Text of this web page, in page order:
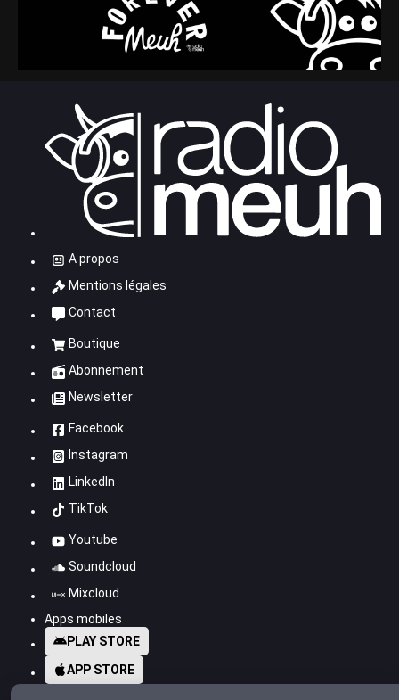
A propos
Mentions légales
Contact
Boutique
Abonnement
Newsletter
Facebook
Instagram
LinkedIn
TikTok
Youtube
Soundcloud
Mixcloud
Apps mobiles
PLAY STORE
APP STORE